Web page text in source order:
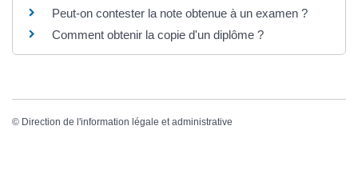
Peut-on contester la note obtenue à un examen ?
Comment obtenir la copie d'un diplôme ?
© Direction de l'information légale et administrative